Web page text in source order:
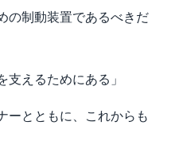
の制動装置であるべきだ
支えるためにある」
ーとともに、これからも